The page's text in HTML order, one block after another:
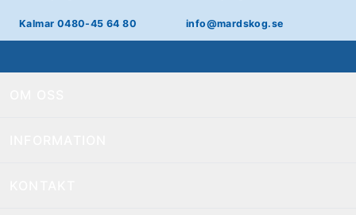
Kalmar 0480-45 64 80 info@mardskog.se